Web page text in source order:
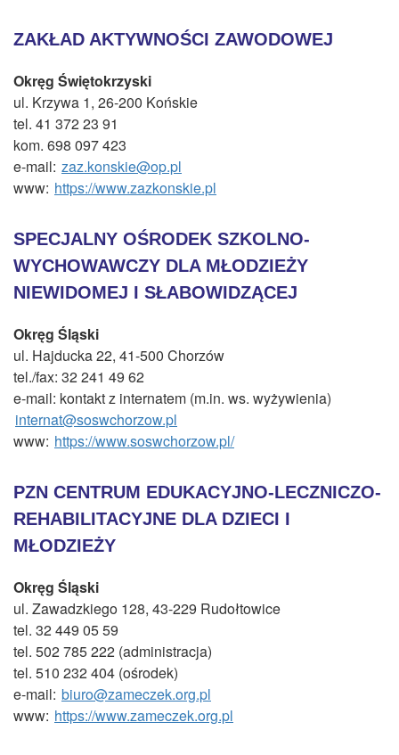
ZAKŁAD AKTYWNOŚCI ZAWODOWEJ
Okręg Świętokrzyski
ul. Krzywa 1, 26-200 Końskie
tel. 41 372 23 91
kom. 698 097 423
e-mail: zaz.konskie@op.pl
www: https://www.zazkonskie.pl
SPECJALNY OŚRODEK SZKOLNO-
WYCHOWAWCZY DLA MŁODZIEŻY
NIEWIDOMEJ I SŁABOWIDZĄCEJ
Okręg Śląski
ul. Hajducka 22, 41-500 Chorzów
tel./fax: 32 241 49 62
e-mail: kontakt z internatem (m.in. ws. wyżywienia)
internat@soswchorzow.pl
www: https://www.soswchorzow.pl/
PZN CENTRUM EDUKACYJNO-LECZNICZO-
REHABILITACYJNE DLA DZIECI I
MŁODZIEŻY
Okręg Śląski
ul. Zawadzkiego 128, 43-229 Rudołtowice
tel. 32 449 05 59
tel. 502 785 222 (administracja)
tel. 510 232 404 (ośrodek)
e-mail: biuro@zameczek.org.pl
www: https://www.zameczek.org.pl